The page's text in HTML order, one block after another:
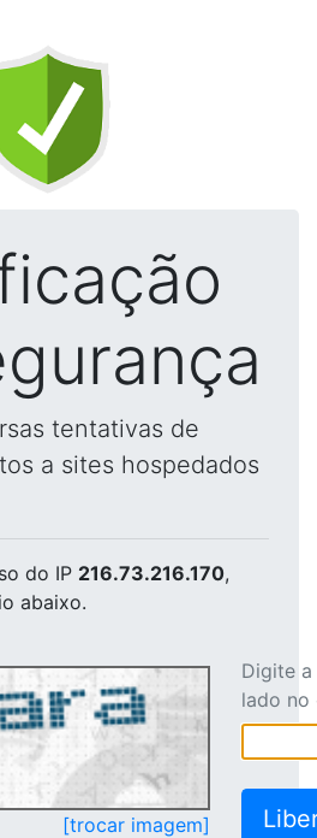
tentativas de
a sites hospedados
do IP 216.73.216.170,
abaixo.
[trocar imagem]
Digite
lado no